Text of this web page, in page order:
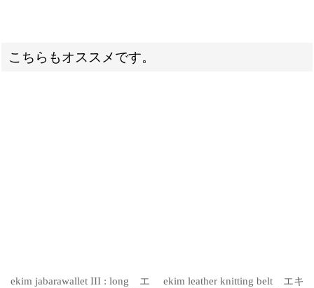
こちらもオススメです。
ekim jabarawallet III : long エ
ekim leather knitting belt エキ